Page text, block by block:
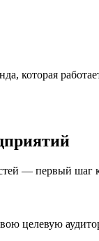
— первый шаг
целевую